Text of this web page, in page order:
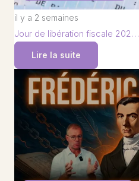
il y a 2 semaines
Jour de libération fiscale 202…
Lire la suite